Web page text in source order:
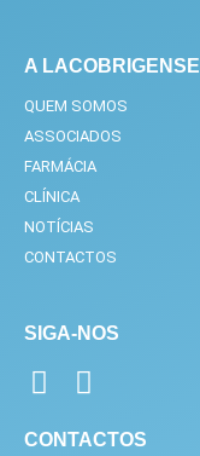
A LACOBRIGENSE
QUEM SOMOS
ASSOCIADOS
FARMÁCIA
CLÍNICA
NOTÍCIAS
CONTACTOS
SIGA-NOS
F
c
I
s
CONTACTOS